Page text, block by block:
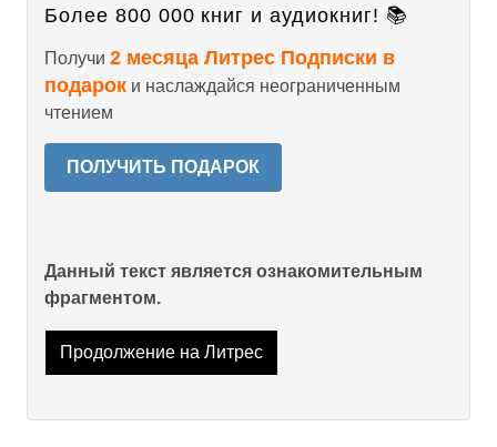
Более 800 000 книг и аудиокниг! 📚
Получи 2 месяца Литрес Подписки в
подарок и наслаждайся неограниченным
чтением
ПОЛУЧИТЬ ПОДАРОК
Данный текст является ознакомительным
фрагментом.
Продолжение на Литрес